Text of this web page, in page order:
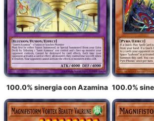
100.0% sinergia con Azamina